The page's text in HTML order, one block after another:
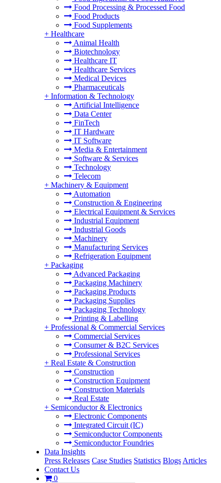
Food Processing & Processed Food
Food Products
Food Supplements
+ Healthcare
Animal Health
Biotechnology
Healthcare IT
Healthcare Services
Medical Devices
Pharmaceuticals
+ Information & Technology
Artificial Intelligence
Data Center
FinTech
IT Hardware
IT Software
Media & Entertainment
Software & Services
Technology
Telecom
+ Machinery & Equipment
Automation
Construction & Engineering
Electrical Equipment & Services
Industrial Equipment
Industrial Goods
Machinery
Manufacturing Services
Refrigeration Equipment
+ Packaging
Advanced Packaging
Packaging Machinery
Packaging Products
Packaging Supplies
Packaging Technology
Printing & Labelling
+ Professional & Commercial Services
Commercial Services
Consumer & B2C Services
Professional Services
+ Real Estate & Construction
Construction
Construction Equipment
Construction Materials
Real Estate
+ Semiconductor & Electronics
Electronic Components
Integrated Circuit (IC)
Semiconductor Components
Semiconductor Foundries
Data Insights
Press Releases Case Studies Statistics Blogs Articles
Contact Us
0